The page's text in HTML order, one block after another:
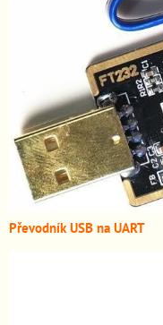
Převodník USB na UART